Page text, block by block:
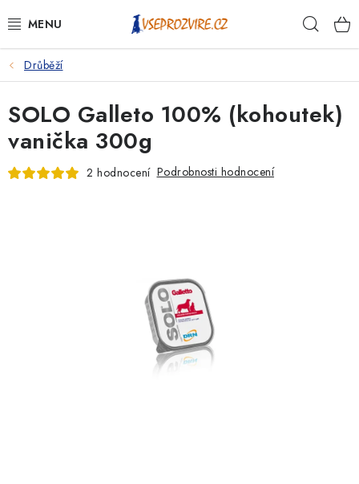
na
PSI
KOČKY
KONĚ
KRÁLÍCI/HLODAVCI/PTÁCI
Drůběží
SOLO Galleto 100% (kohoutek)
vanička 300g
2 hodnocení Podrobnosti hodnocení